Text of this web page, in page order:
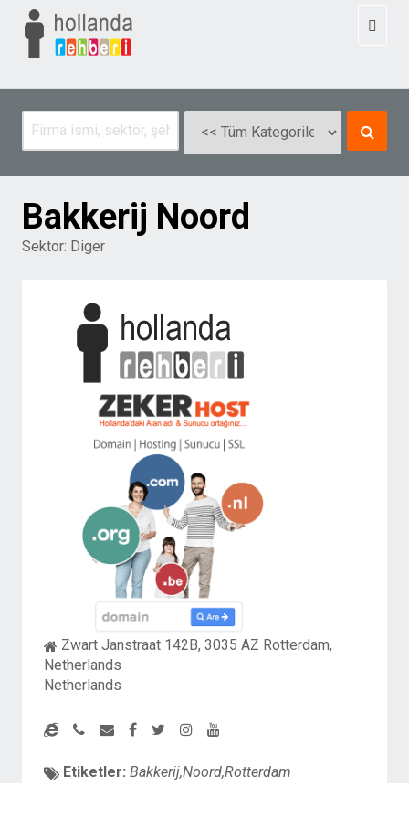
Bakkerij Noord
Sektor: Diger
Zwart Janstraat 142B, 3035 AZ Rotterdam,
Netherlands
Netherlands
Etiketler: Bakkerij,Noord,Rotterdam